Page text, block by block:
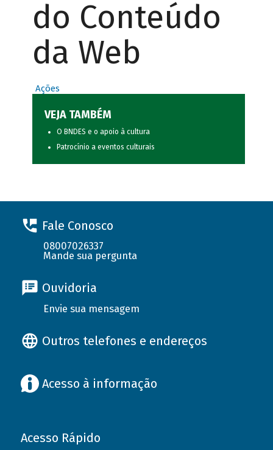
do Conteúdo
da Web
Ações
VEJA TAMBÉM
O BNDES e o apoio à cultura
Patrocínio a eventos culturais
Fale Conosco
08007026337
Mande sua pergunta
Ouvidoria
Envie sua mensagem
Outros telefones e endereços
Acesso à informação
Acesso Rápido